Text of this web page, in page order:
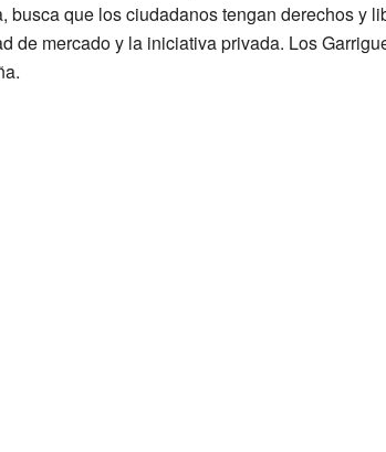
que los ciudadanos tengan derechos y
de mercado y la iniciativa privada. Los